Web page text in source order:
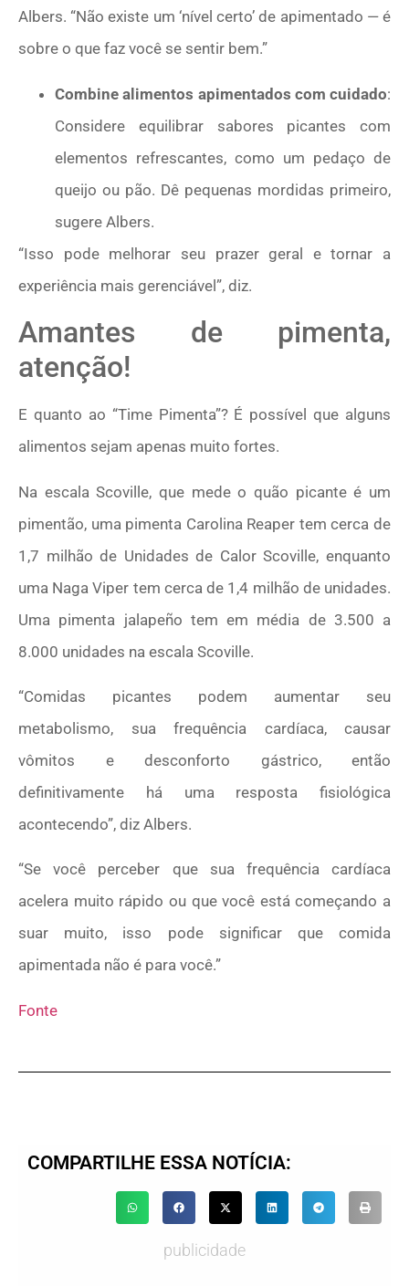
Albers. “Não existe um ‘nível certo’ de apimentado — é
sobre o que faz você se sentir bem.”
Combine alimentos apimentados com cuidado:
Considere equilibrar sabores picantes com
elementos refrescantes, como um pedaço de
queijo ou pão. Dê pequenas mordidas primeiro,
sugere Albers.
“Isso pode melhorar seu prazer geral e tornar a
experiência mais gerenciável”, diz.
Amantes de pimenta,
atenção!
E quanto ao “Time Pimenta”? É possível que alguns
alimentos sejam apenas muito fortes.
Na escala Scoville, que mede o quão picante é um
pimentão, uma pimenta Carolina Reaper tem cerca de
1,7 milhão de Unidades de Calor Scoville, enquanto
uma Naga Viper tem cerca de 1,4 milhão de unidades.
Uma pimenta jalapeño tem em média de 3.500 a
8.000 unidades na escala Scoville.
“Comidas picantes podem aumentar seu
metabolismo, sua frequência cardíaca, causar
vômitos e desconforto gástrico, então
definitivamente há uma resposta fisiológica
acontecendo”, diz Albers.
“Se você perceber que sua frequência cardíaca
acelera muito rápido ou que você está começando a
suar muito, isso pode significar que comida
apimentada não é para você.”
Fonte
COMPARTILHE ESSA NOTÍCIA:
publicidade